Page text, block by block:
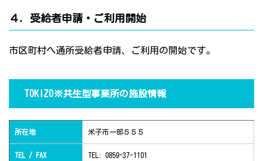
４．受給者申請・ご利用開始
市区町村へ通所受給者申請、ご利用の開始です。
TOKIZO※共生型事業所の施設情報
所在地 米子市一部５５５
TEL / FAX TEL: 0859-37-1101